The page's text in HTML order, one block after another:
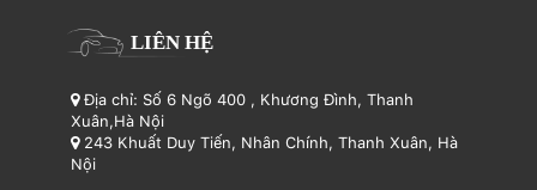
LIÊN HỆ
Địa chỉ: Số 6 Ngõ 400 , Khương Đình, Thanh
Xuân,Hà Nội
243 Khuất Duy Tiến, Nhân Chính, Thanh Xuân, Hà
Nội